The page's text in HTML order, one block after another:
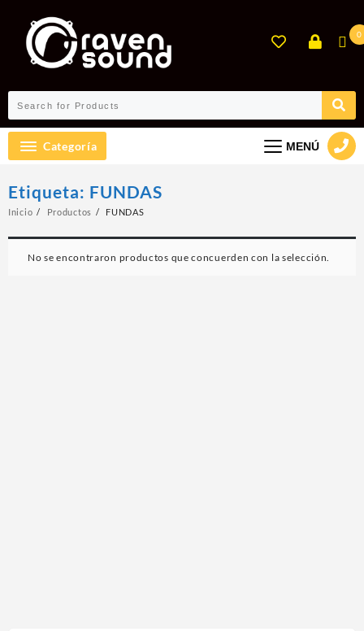
contenido
0
Categoría MENÚ
Etiqueta: FUNDAS
Inicio Productos FUNDAS
No se encontraron productos que concuerden con la selección.